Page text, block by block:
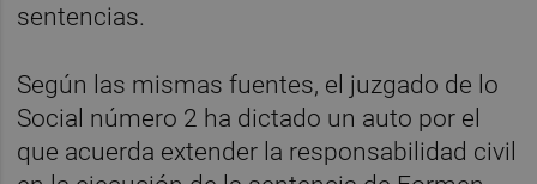
sentencias.
Según las mismas fuentes, el juzgado de lo
Social número 2 ha dictado un auto por el
que acuerda extender la responsabilidad civil